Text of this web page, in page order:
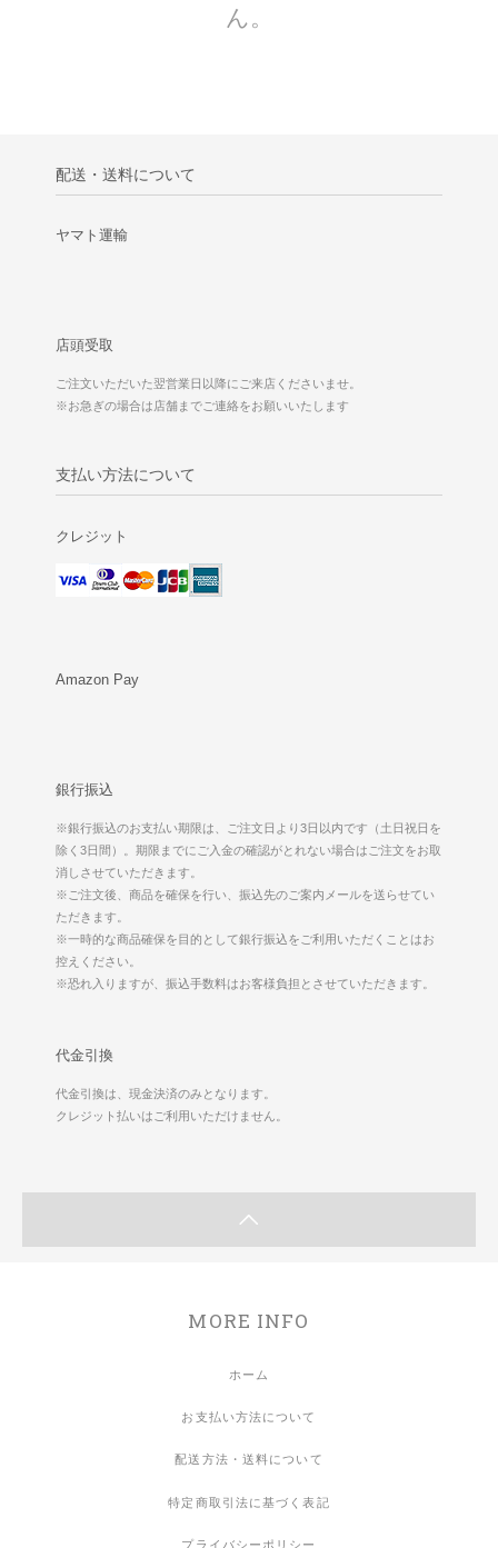
ん。
配送・送料について
ヤマト運輸
店頭受取
ご注文いただいた翌営業日以降にご来店くださいませ。
※お急ぎの場合は店舗までご連絡をお願いいたします
支払い方法について
クレジット
Amazon Pay
銀行振込
※銀行振込のお支払い期限は、ご注文日より3日以内です（土日祝日を
除く3日間）。期限までにご入金の確認がとれない場合はご注文をお取
消しさせていただきます。
※ご注文後、商品を確保を行い、振込先のご案内メールを送らせてい
ただきます。
※一時的な商品確保を目的として銀行振込をご利用いただくことはお
控えください。
※恐れ入りますが、振込手数料はお客様負担とさせていただきます。
代金引換
代金引換は、現金決済のみとなります。
クレジット払いはご利用いただけません。
MORE INFO
ホーム
お支払い方法について
配送方法・送料について
特定商取引法に基づく表記
プライバシーポリシー